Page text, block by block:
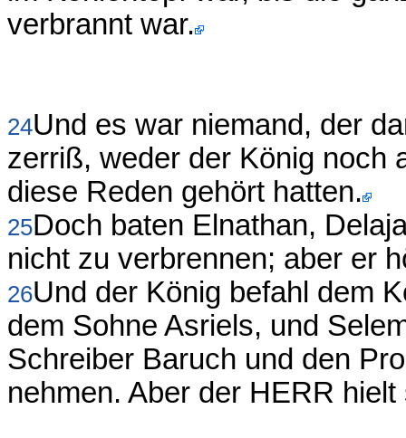
verbrannt war.
24Und es war niemand, der
zerriß, weder der König noch
diese Reden gehört hatten.
25Doch baten Elnathan,
nicht zu verbrennen; aber er
26Und der König befahl dem
dem Sohne Asriels, und
Schreiber Baruch und den
nehmen. Aber der HERR